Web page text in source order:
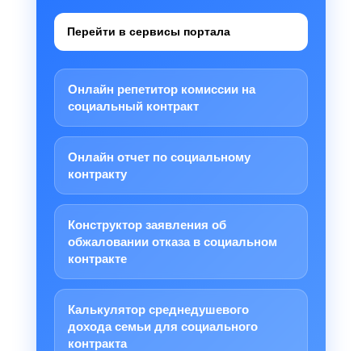
Перейти в сервисы портала
Онлайн репетитор комиссии на
социальный контракт
Онлайн отчет по социальному
контракту
Конструктор заявления об
обжаловании отказа в социальном
контракте
Калькулятор среднедушевого
дохода семьи для социального
контракта